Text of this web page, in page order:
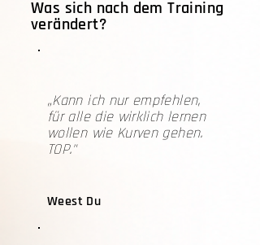
Was sich nach dem Training
verändert?
„Kann ich nur empfehlen,
für alle die wirklich lernen
wollen wie Kurven gehen.
TOP."
Weest Du